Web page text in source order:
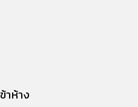
ห้าง